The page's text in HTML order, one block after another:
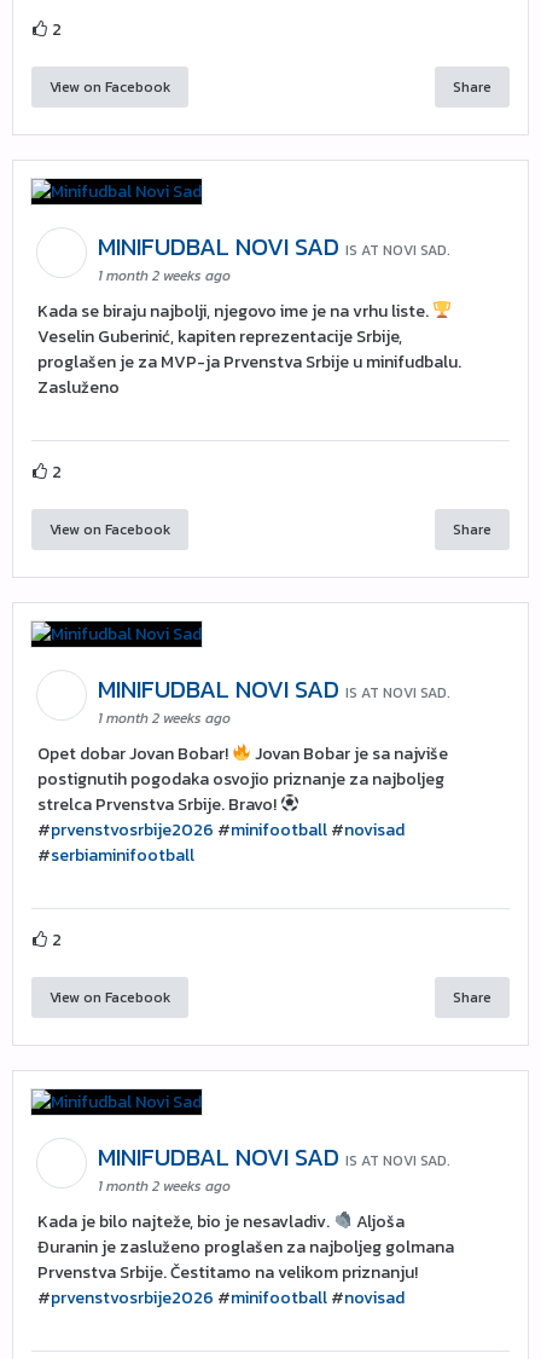
2
View on Facebook Share
MINIFUDBAL NOVI SAD IS AT NOVI SAD.
1 month 2 weeks ago
Kada se biraju najbolji, njegovo ime je na vrhu liste.
Veselin Guberinić, kapiten reprezentacije Srbije,
proglašen je za MVP-ja Prvenstva Srbije u minifudbalu.
Zasluženo
2
View on Facebook Share
MINIFUDBAL NOVI SAD IS AT NOVI SAD.
1 month 2 weeks ago
Opet dobar Jovan Bobar!
Jovan Bobar je sa najviše
postignutih pogodaka osvojio priznanje za najboljeg
strelca Prvenstva Srbije. Bravo!
#prvenstvosrbije2026 #minifootball#novisad
#serbiaminifootball
2
View on Facebook Share
MINIFUDBAL NOVI SAD IS AT NOVI SAD.
1 month 2 weeks ago
Kada je bilo najteže, bio je nesavladiv.
Aljoša
Đuranin je zasluženo proglašen za najboljeg golmana
Prvenstva Srbije. Čestitamo na velikom priznanju!
#prvenstvosrbije2026 #minifootball#novisad